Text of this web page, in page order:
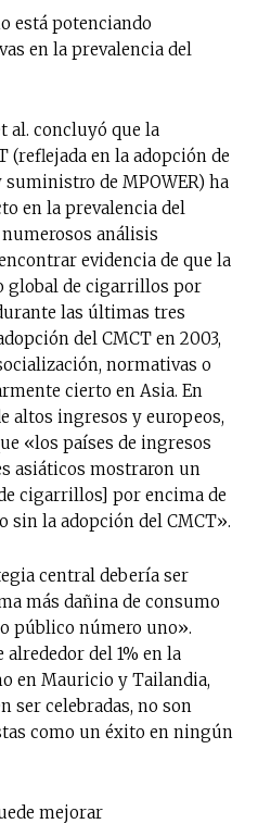
está potenciando
en la prevalencia del
al. concluyó que la
(reflejada en la adopción de
de MPOWER) ha
en la prevalencia del
análisis
evidencia de que la
global de cigarrillos por
las últimas tres
del CMCT en 2003,
normativas o
cierto en Asia. En
altos ingresos y europeos,
«los países de ingresos
asiáticos mostraron un
cigarrillos] por encima de
sin la adopción del CMCT».
central debería ser
más dañina de consumo
público número uno».
del 1% en la
en Mauricio y Tailandia,
ser celebradas, no son
como un éxito en ningún
mejorar